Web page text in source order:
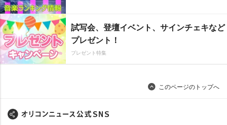
試写会、登壇イベント、サインチェキなど
プレゼント！
プレゼント特集
このページのトップへ